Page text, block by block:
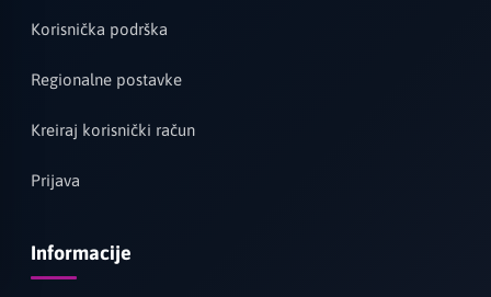
Korisnička podrška
Regionalne postavke
Kreiraj korisnički račun
Prijava
Informacije